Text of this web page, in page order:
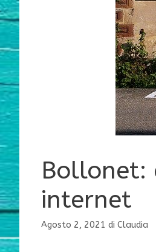
Bollonet:
internet
Agosto 2, 2021 di Claudia